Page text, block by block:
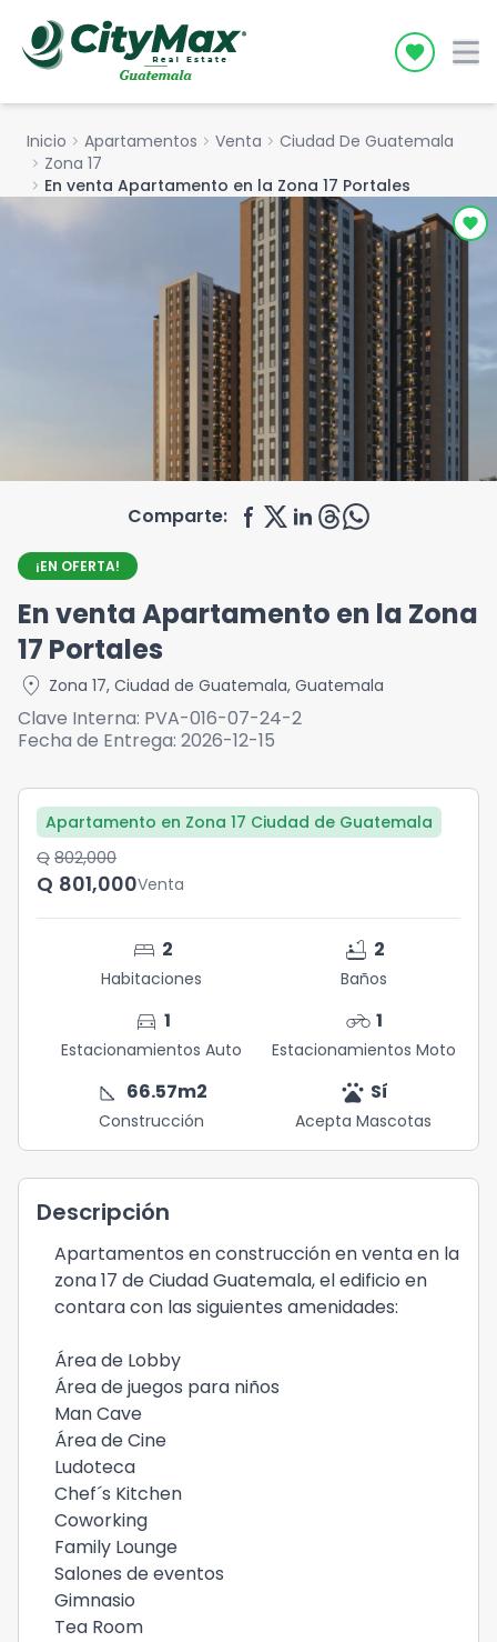
Icon
Inicio chevron_right Apartamentos chevron_right Venta chevron_right Ciudad De Guatemala
chevron_right Zona 17
chevron_right En venta Apartamento en la Zona 17 Portales
Comparte:
¡EN OFERTA!
En venta Apartamento en la Zona
17 Portales
location_on Zona 17, Ciudad de Guatemala, Guatemala
Clave Interna: PVA-016-07-24-2
Fecha de Entrega: 2026-12-15
Apartamento en Zona 17 Ciudad de Guatemala
Q	802,000
Q	801,000Venta
bed 2
Habitaciones
bathtub 2
Baños
directions_car 1
Estacionamientos Auto
motorcycle 1
Estacionamientos Moto
square_foot 66.57m2
Construcción
pets Sí
Acepta Mascotas
Descripción
Apartamentos en construcción en venta en la
zona 17 de Ciudad Guatemala, el edificio en
contara con las siguientes amenidades:
Área de Lobby
Área de juegos para niños
Man Cave
Área de Cine
Ludoteca
Chef´s Kitchen
Coworking
Family Lounge
Salones de eventos
Gimnasio
Tea Room